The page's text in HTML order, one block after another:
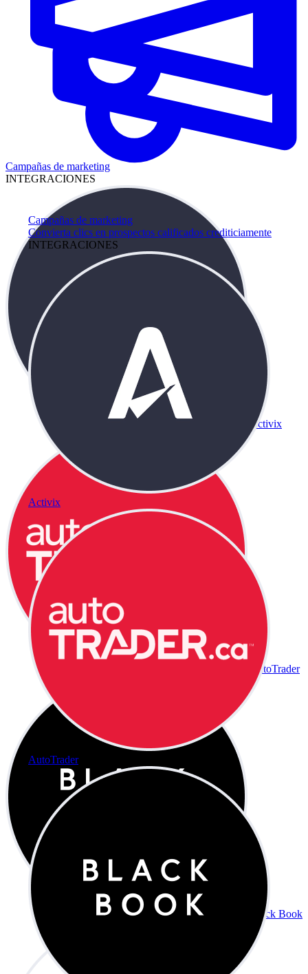
Campañas de marketing
Convierta clics en prospectos calificados crediticiamente
INTEGRACIONES
Activix
AutoTrader
Campañas de marketing
INTEGRACIONES
Activix
AutoTrader
Black Book